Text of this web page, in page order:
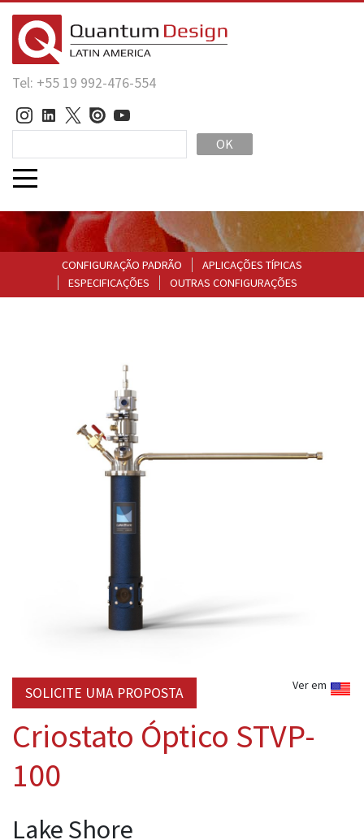
Tel: +55 19 992-476-554
OK
CONFIGURAÇÃO PADRÃO
APLICAÇÕES TÍPICAS
ESPECIFICAÇÕES
OUTRAS CONFIGURAÇÕES
Ver em
SOLICITE UMA PROPOSTA
Criostato Óptico STVP-
100
Lake Shore